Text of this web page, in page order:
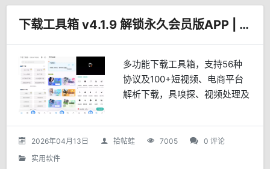
下载工具箱 v4.1.9 解锁永久会员版APP | 东明
多功能下载工具箱，支持56种
协议及100+短视频、电商平台
解析下载，具嗅探、视频处理及
去更新。
2026年04月13日 拾帖蛙 7005
0 评论
实用软件